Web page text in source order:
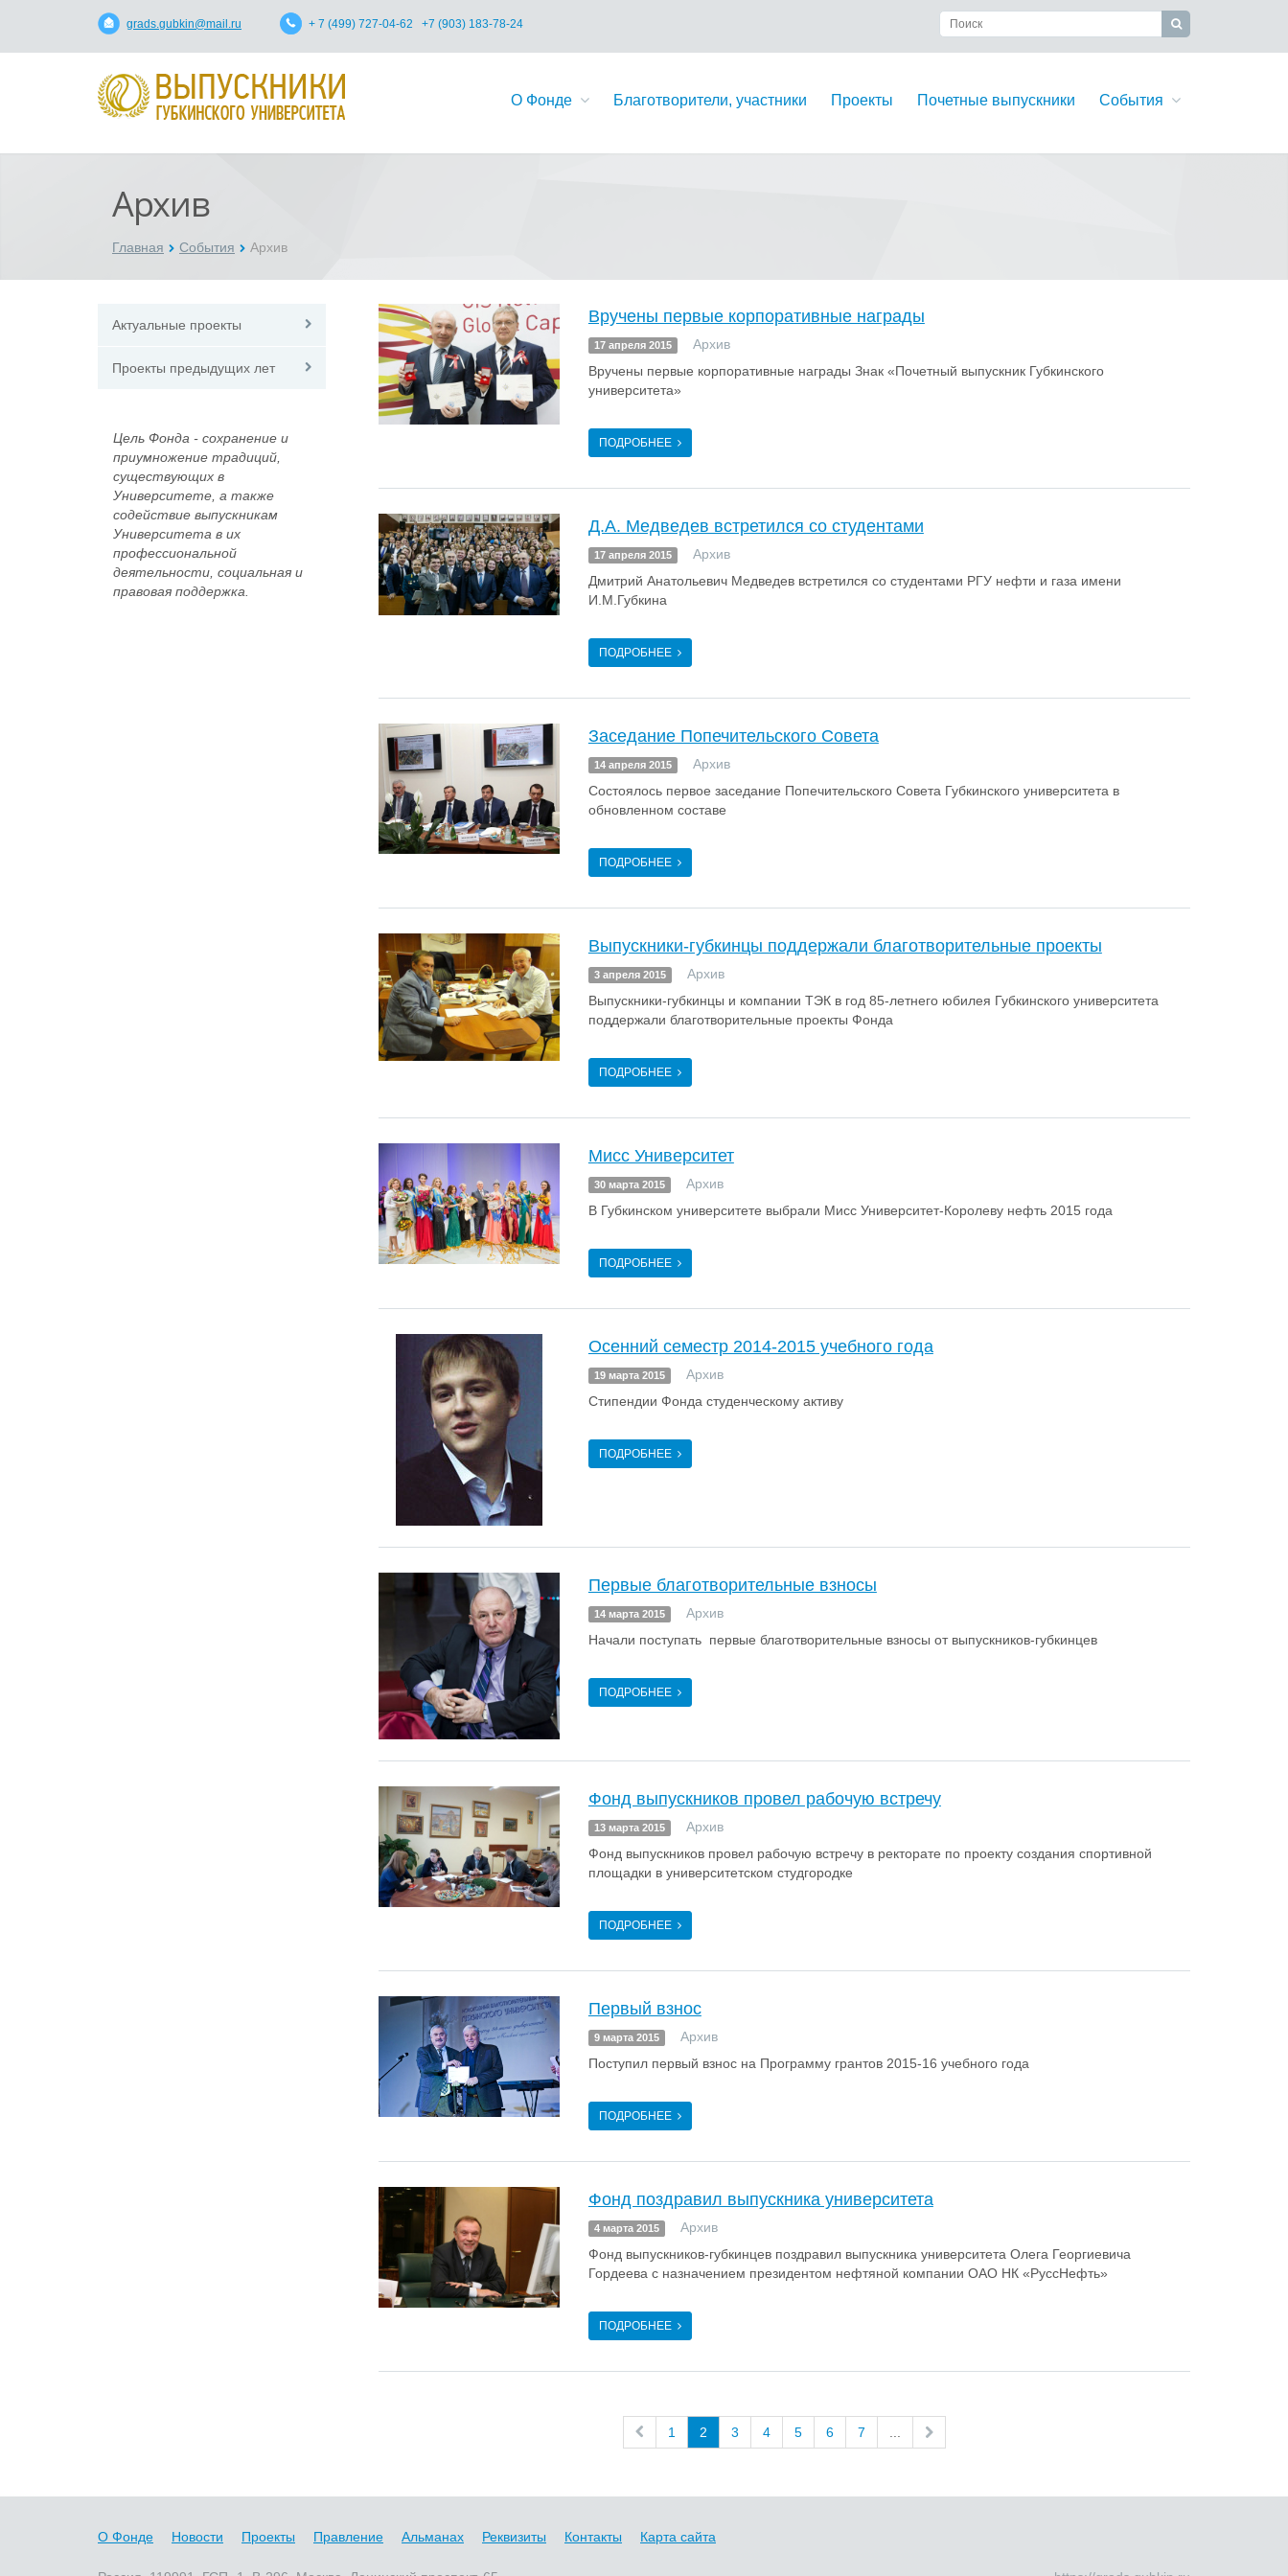
grads.gubkin@mail.ru + 7 (499) 727-04-62 +7 (903) 183-78-24
О Фонде Благотворители, участники Проекты Почетные выпускники События
Архив
Главная События Архив
Актуальные проекты
Проекты предыдущих лет
Цель Фонда - сохранение и
приумножение традиций,
существующих в
Университете, а также
содействие выпускникам
Университета в их
профессиональной
деятельности, социальная и
правовая поддержка.
Вручены первые корпоративные награды
17 апреля 2015
Архив
Вручены первые корпоративные награды Знак «Почетный выпускник Губкинского
университета»
ПОДРОБНЕЕ
Д.А. Медведев встретился со студентами
17 апреля 2015
Архив
Дмитрий Анатольевич Медведев встретился со студентами РГУ нефти и газа имени
И.М.Губкина
ПОДРОБНЕЕ
Заседание Попечительского Совета
14 апреля 2015
Архив
Состоялось первое заседание Попечительского Совета Губкинского университета в
обновленном составе
ПОДРОБНЕЕ
Выпускники-губкинцы поддержали благотворительные проекты
3 апреля 2015
Архив
Выпускники-губкинцы и компании ТЭК в год 85-летнего юбилея Губкинского университета
поддержали благотворительные проекты Фонда
ПОДРОБНЕЕ
Мисс Университет
30 марта 2015
Архив
В Губкинском университете выбрали Мисс Университет-Королеву нефть 2015 года
ПОДРОБНЕЕ
Осенний семестр 2014-2015 учебного года
19 марта 2015
Архив
Стипендии Фонда студенческому активу
ПОДРОБНЕЕ
Первые благотворительные взносы
14 марта 2015
Архив
Начали поступать первые благотворительные взносы от выпускников-губкинцев
ПОДРОБНЕЕ
Фонд выпускников провел рабочую встречу
13 марта 2015
Архив
Фонд выпускников провел рабочую встречу в ректорате по проекту создания спортивной
площадки в университетском студгородке
ПОДРОБНЕЕ
Первый взнос
9 марта 2015
Архив
Поступил первый взнос на Программу грантов 2015-16 учебного года
ПОДРОБНЕЕ
Фонд поздравил выпускника университета
4 марта 2015
Архив
Фонд выпускников-губкинцев поздравил выпускника университета Олега Георгиевича
Гордеева с назначением президентом нефтяной компании ОАО НК «РуссНефть»
ПОДРОБНЕЕ
1 2 3 4 5 6 7 ...
О Фонде Новости Проекты Правление Альманах Реквизиты Контакты Карта сайта